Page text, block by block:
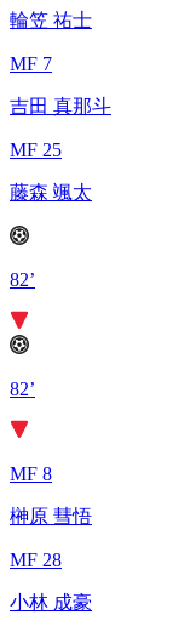
輪笠 祐士
MF 7
吉田 真那斗
MF 25
藤森 颯太
82’
82’
MF 8
榊原 彗悟
MF 28
小林 成豪